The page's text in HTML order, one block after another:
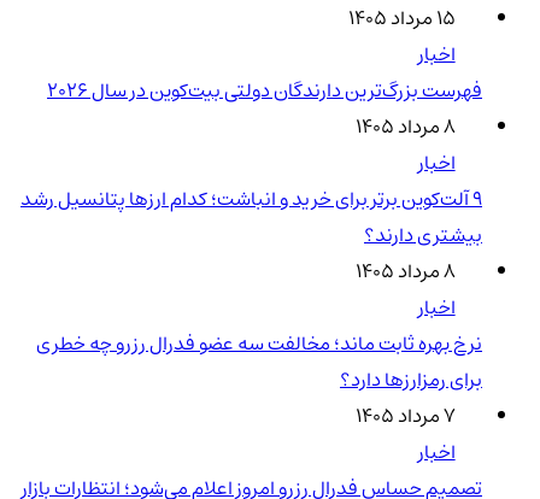
۱۵ مرداد ۱۴۰۵
اخبار
فهرست بزرگ‌ترین دارندگان دولتی بیت‌کوین در سال 2026
۸ مرداد ۱۴۰۵
اخبار
۹ آلت‌کوین برتر برای خرید و انباشت؛ کدام ارزها پتانسیل رشد
بیشتری دارند؟
۸ مرداد ۱۴۰۵
اخبار
نرخ بهره ثابت ماند؛ مخالفت سه عضو فدرال رزرو چه خطری
برای رمزارزها دارد؟
۷ مرداد ۱۴۰۵
اخبار
تصمیم حساس فدرال رزرو امروز اعلام می‌شود؛ انتظارات بازار